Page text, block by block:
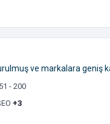
ve markalara geniş
51 - 200
+3